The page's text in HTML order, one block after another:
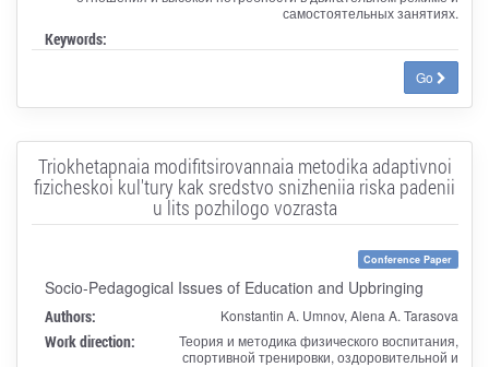
самостоятельных занятиях.
Keywords:
Go
Triokhetapnaia modifitsirovannaia metodika adaptivnoi
fizicheskoi kul'tury kak sredstvo snizheniia riska padenii
u lits pozhilogo vozrasta
Conference Paper
Socio-Pedagogical Issues of Education and Upbringing
Authors: Konstantin A. Umnov, Alena A. Tarasova
Work direction:
Теория и методика физического воспитания,
спортивной тренировки, оздоровительной и